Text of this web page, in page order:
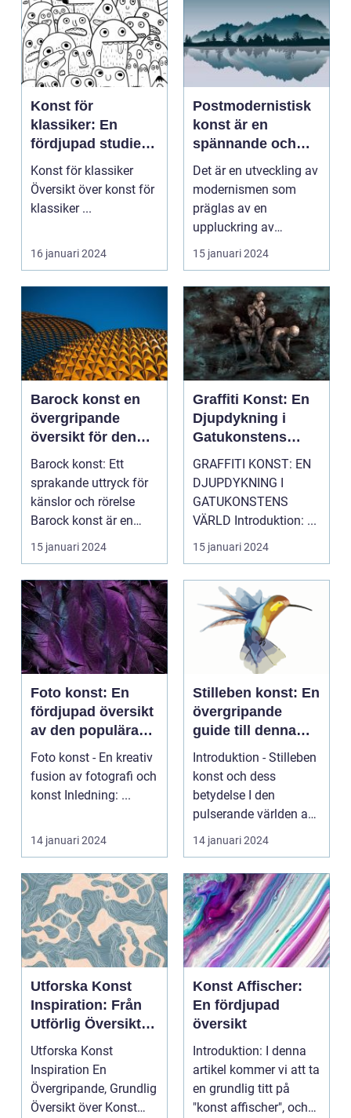
Konst för
klassiker: En
fördjupad studie i
tidlös konst
Konst för klassiker
Översikt över konst för
klassiker ...
16 januari 2024
Postmodernistisk
konst är en
spännande och
innovativ rörelse
som uppstod på
1960-talet och
fortsätter att
påverka
konstvärlden än
idag
Det är en utveckling av
modernismen som
präglas av en
uppluckring av
traditionella
konstnärliga grän...
15 januari 2024
Barock konst en
övergripande
översikt för den
konstintresserade
läsaren
Barock konst: Ett
sprakande uttryck för
känslor och rörelse
Barock konst är en
konstriktning som bl...
15 januari 2024
Graffiti Konst: En
Djupdykning i
Gatukonstens
Värld
GRAFFITI KONST: EN
DJUPDYKNING I
GATUKONSTENS
VÄRLD Introduktion: ...
15 januari 2024
Foto konst: En
fördjupad översikt
av den populära
konstformen
Foto konst - En kreativ
fusion av fotografi och
konst Inledning: ...
14 januari 2024
Stilleben konst: En
övergripande
guide till denna
förunderliga genre
Introduktion - Stilleben
konst och dess
betydelse I den
pulserande världen av
konst finns det en ge...
14 januari 2024
Utforska Konst
Inspiration: Från
Utförlig Översikt
till Kvantitativa
Mätningar
Utforska Konst
Inspiration En
Övergripande, Grundlig
Översikt över Konst
Konst Affischer:
En fördjupad
översikt
Introduktion: I denna
artikel kommer vi att ta
en grundlig titt på
"konst affischer", och